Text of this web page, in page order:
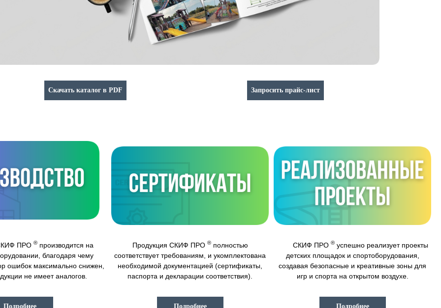
Скачать каталог в PDF Запросить прайс-лист
ПРО ® производится на
благодаря чему
ошибок максимально снижен,
не имеет аналогов.
Продукция СКИФ ПРО ®полностью
соответствует требованиям, и укомплектована
необходимой документацией (сертификаты,
паспорта и декларации соответствия).
СКИФ ПРО ®успешно реализует проекты
детских площадок и спортоборудования,
создавая безопасные и креативные зоны для
игр и спорта на открытом воздухе.
Подробнее Подробнее Подробнее